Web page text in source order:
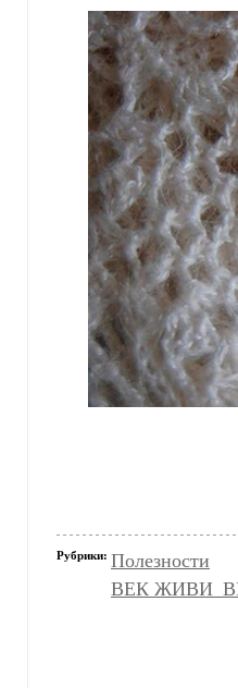
Рубрики: Полезности
ВЕК